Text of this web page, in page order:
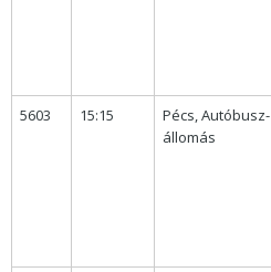
5603 15:15
Pécs, Autóbusz-
állomás